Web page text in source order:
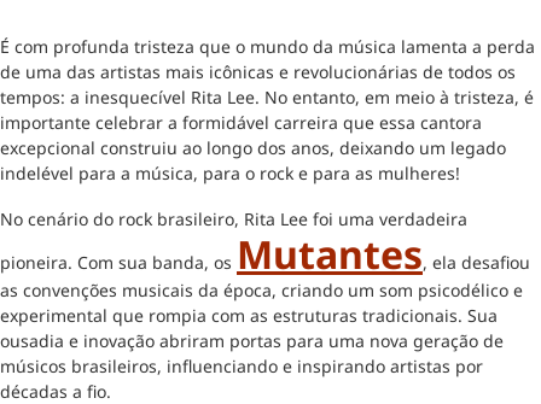
É com profunda tristeza que o mundo da música lamenta a perda
de uma das artistas mais icônicas e revolucionárias de todos os
tempos: a inesquecível Rita Lee. No entanto, em meio à tristeza, é
importante celebrar a formidável carreira que essa cantora
excepcional construiu ao longo dos anos, deixando um legado
indelével para a música, para o rock e para as mulheres!
No cenário do rock brasileiro, Rita Lee foi uma verdadeira
pioneira. Com sua banda, os Mutantes, ela desafiou
as convenções musicais da época, criando um som psicodélico e
experimental que rompia com as estruturas tradicionais. Sua
ousadia e inovação abriram portas para uma nova geração de
músicos brasileiros, influenciando e inspirando artistas por
décadas a fio.